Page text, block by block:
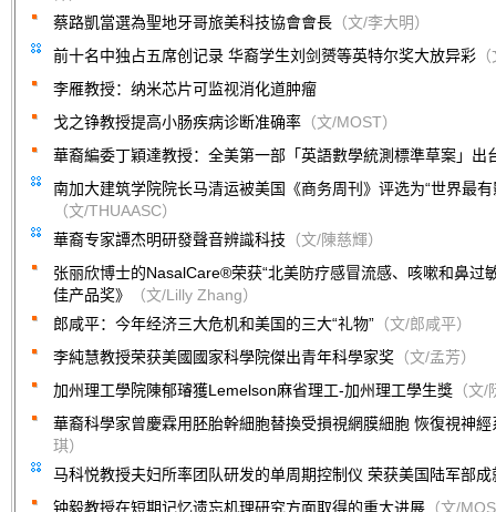
蔡路凱當選為聖地牙哥旅美科技協會會長 （文/李大明）
前十名中独占五席创记录 华裔学生刘剑赟等英特尔奖大放异彩
李雁教授：纳米芯片可监视消化道肿瘤
戈之铮教授提高小肠疾病诊断准确率 （文/MOST）
華裔編委丁穎達教授：全美第一部「英語數學統測標準草案」出
南加大建筑学院院长马清运被美国《商务周刊》评选为“世界最
（文/THUAASC）
華裔专家譚杰明研發聲音辨識科技 （文/陳慈輝）
张丽欣博士的NasalCare®荣获“北美防疗感冒流感、咳嗽和鼻过
佳产品奖》
（文/Lilly Zhang）
郎咸平：今年经济三大危机和美国的三大“礼物” （文/郎咸平）
李純慧教授荣获美國國家科學院傑出青年科學家奖 （文/孟芳）
加州理工學院陳郁璿獲Lemelson麻省理工-加州理工學生獎 （文
華裔科學家曾慶霖用胚胎幹細胞替換受損視網膜細胞 恢復視神經
琪）
马科悦教授夫妇所率团队研发的单周期控制仪 荣获美国陆军部成
钟毅教授在短期记忆遗忘机理研究方面取得的重大进展 （文/